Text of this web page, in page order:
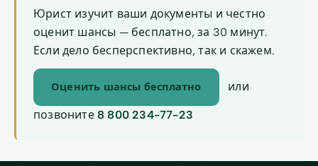
Юрист изучит ваши документы и честно
оценит шансы — бесплатно, за 30 минут.
Если дело бесперспективно, так и скажем.
Оценить шансы бесплатно или
позвоните 8 800 234-77-23